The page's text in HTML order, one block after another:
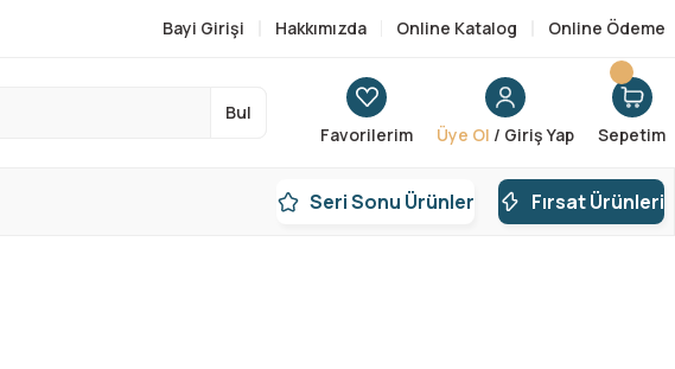
Bayi Girişi Hakkımızda Online Katalog Online Ödeme
Bul
Favorilerim
Üye Ol / Giriş Yap Sepetim
Seri Sonu Ürünler Fırsat Ürünleri